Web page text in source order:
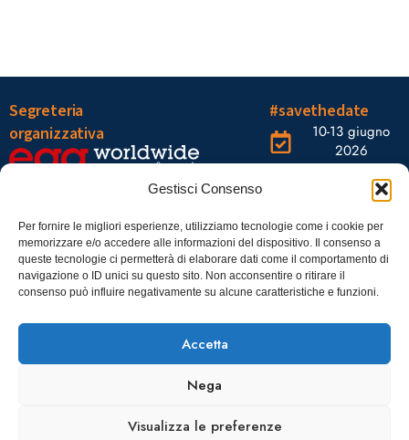
Gestisci Consenso
Per fornire le migliori esperienze, utilizziamo tecnologie come i cookie per
memorizzare e/o accedere alle informazioni del dispositivo. Il consenso a
queste tecnologie ci permetterà di elaborare dati come il comportamento di
navigazione o ID unici su questo sito. Non acconsentire o ritirare il
consenso può influire negativamente su alcune caratteristiche e funzioni.
Accetta
Nega
Visualizza le preferenze
Segreteria
organizzativa
Tel.: 06328121
infoaiic2026@ega.it
#savethedate
10-13 giugno
2026
OGR Torino
Castelfidardo,
22 10128
Torino
SCARICA
ICS